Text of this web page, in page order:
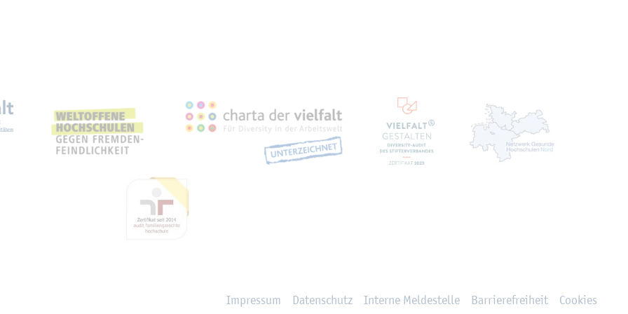
Part­ner­schaf­ten
Im­pres­sum Da­ten­schutz In­ter­ne Mel­de­stel­le Bar­rie­re­frei­heit Coo­kies